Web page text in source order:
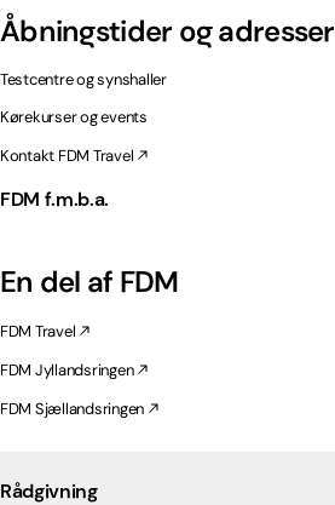
Åbningstider og adresser
Testcentre og synshaller
Kørekurser og events
Kontakt FDM Travel
FDM f.m.b.a.
En del af FDM
FDM Travel
FDM Jyllandsringen
FDM Sjællandsringen
Rådgivning